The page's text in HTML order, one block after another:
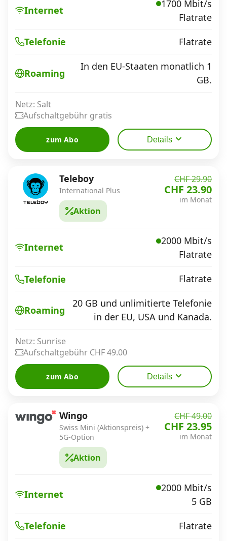
Internet
1700 Mbit/s
Flatrate
Telefonie Flatrate
Roaming
In den EU-Staaten monatlich 1
GB.
Netz: Salt
Aufschaltgebühr gratis
zum Abo Details
Teleboy
International Plus
Aktion
CHF 29.90
CHF 23.90
im Monat
Internet
2000 Mbit/s
Flatrate
Telefonie Flatrate
Roaming
20 GB und unlimitierte Telefonie
in der EU, USA und Kanada.
Netz: Sunrise
Aufschaltgebühr CHF 49.00
zum Abo Details
Wingo
Swiss Mini (Aktionspreis) +
5G-Option
Aktion
CHF 49.00
CHF 23.95
im Monat
Internet
2000 Mbit/s
5 GB
Telefonie Flatrate